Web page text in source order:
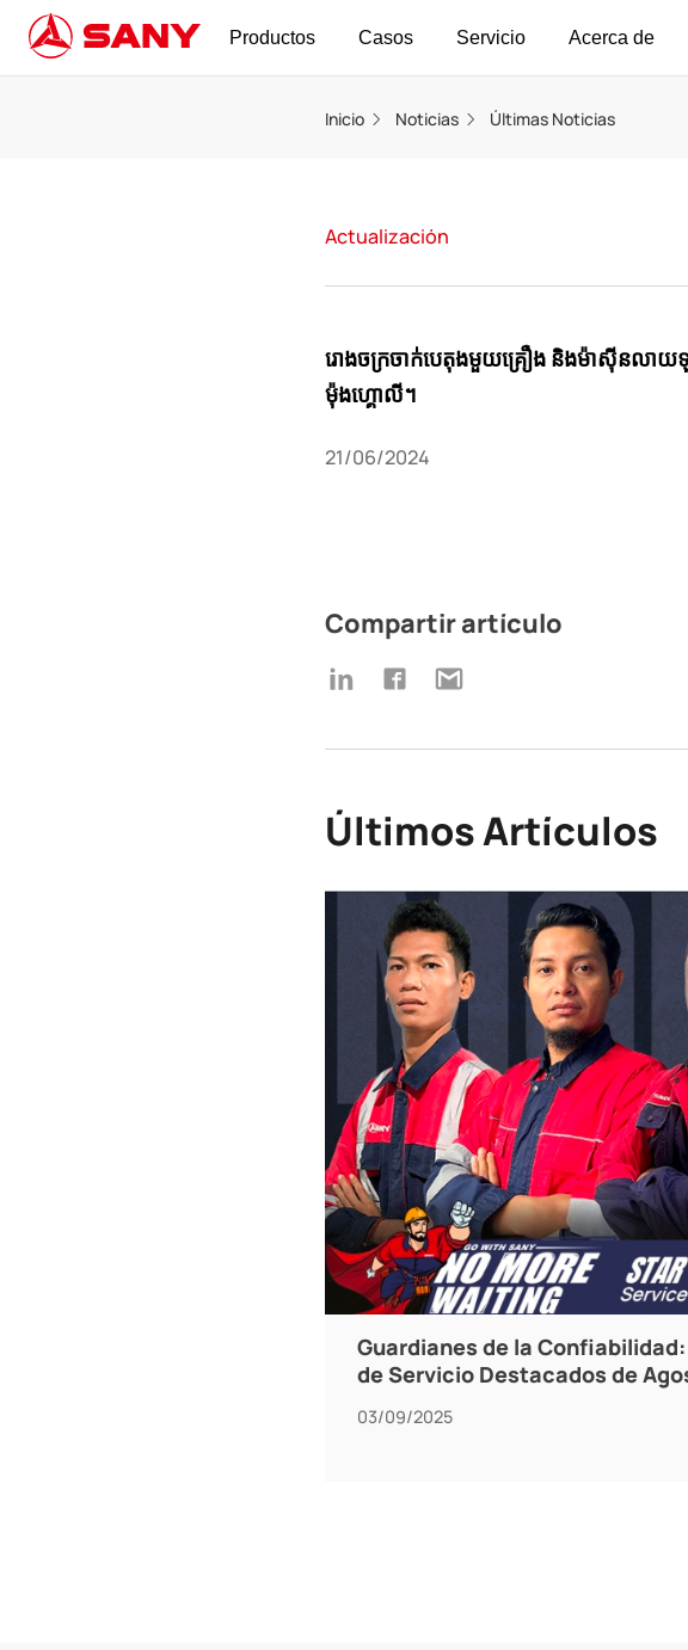
Productos Casos Servicio Acerca de
Inicio Noticias Últimas Noticias
Actualización
រោងចក្រ​ចាក់​បេតុង​មួយ​គ្រឿង និង​ម៉ាស៊ីន​លា
ម៉ុងហ្គោលី។
21/06/2024
Compartir artículo
Últimos Artículos
Guardianes de la
de Servicio Destacados de
03/09/2025